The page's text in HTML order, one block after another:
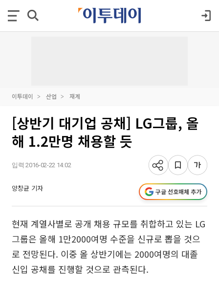
이투데이 산업 재계
[상반기 대기업 공채] LG그룹, 올
해 1.2만명 채용할 듯
입력 2016-02-22 14:02
양창균 기자 구글 선호매체 추가
현재 계열사별로 공개 채용 규모를 취합하고 있는 LG
그룹은 올해 1만2000여명 수준을 신규로 뽑을 것으
로 전망된다. 이중 올 상반기에는 2000여명의 대졸
신입 공채를 진행할 것으로 관측된다.